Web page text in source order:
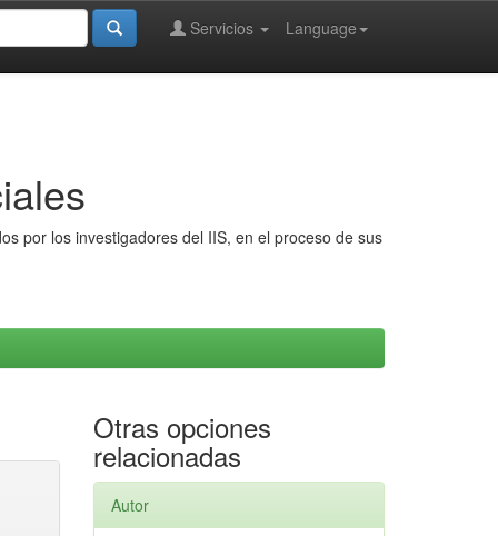
Language
Servicios
por los investigadores del IIS, en el proceso de sus
Otras opciones
relacionadas
Autor